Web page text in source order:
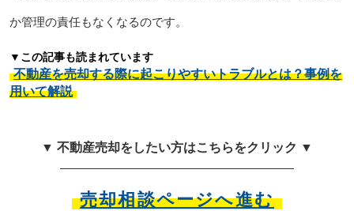
か管理の責任もなくなるのです。
▼この記事も読まれています
不動産を売却する際に起こりやすいトラブルとは？事例を
用いて解説
▼ 不動産売却をしたい方はこちらをクリック ▼
売却相談ページへ進む